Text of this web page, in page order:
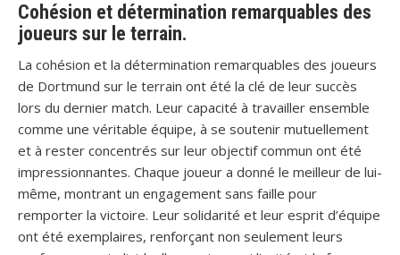
Cohésion et détermination remarquables des
joueurs sur le terrain.
La cohésion et la détermination remarquables des joueurs
de Dortmund sur le terrain ont été la clé de leur succès
lors du dernier match. Leur capacité à travailler ensemble
comme une véritable équipe, à se soutenir mutuellement
et à rester concentrés sur leur objectif commun ont été
impressionnantes. Chaque joueur a donné le meilleur de lui-
même, montrant un engagement sans faille pour
remporter la victoire. Leur solidarité et leur esprit d’équipe
ont été exemplaires, renforçant non seulement leurs